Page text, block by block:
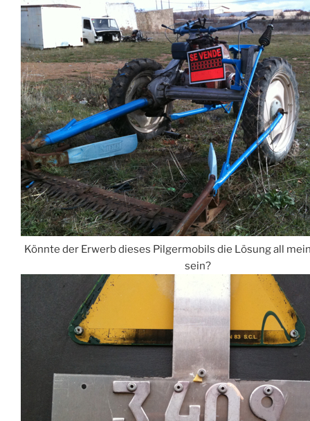
Könnte der Erwerb dieses Pilgermobils die Lösung all
sein?